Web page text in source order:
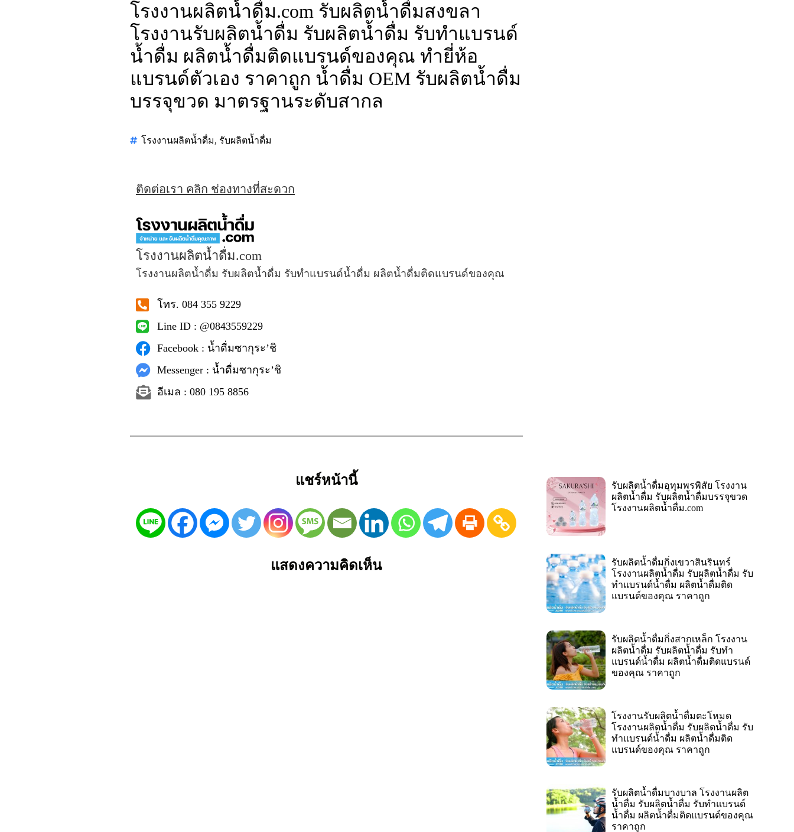
โรงงานผลิตน้ำดื่ม.com รับผลิตน้ำดื่มสงขลา
โรงงานรับผลิตน้ำดื่ม รับผลิตน้ำดื่ม รับทำแบรนด์
น้ำดื่ม ผลิตน้ำดื่มติดแบรนด์ของคุณ ทำยี่ห้อ
แบรนด์ตัวเอง ราคาถูก น้ำดื่ม OEM รับผลิตน้ำดื่ม
บรรจุขวด มาตรฐานระดับสากล
โรงงานผลิตน้ำดื่ม, รับผลิตน้ำดื่ม
ติดต่อเรา คลิก ช่องทางที่สะดวก
โรงงานผลิตน้ำดื่ม.com
โรงงานผลิตน้ำดื่ม รับผลิตน้ำดื่ม รับทำแบรนด์น้ำดื่ม ผลิตน้ำดื่มติดแบรนด์ของคุณ
โทร. 084 355 9229
Line ID : @0843559229
Facebook : น้ำดื่มซากุระ’ชิ
Messenger : น้ำดื่มซากุระ’ชิ
อีเมล : 080 195 8856
แชร์หน้านี้
แสดงความคิดเห็น
รับผลิตน้ำดื่มอุทุมพรพิสัย โรงงาน
ผลิตน้ำดื่ม รับผลิตน้ำดื่มบรรจุขวด
โรงงานผลิตน้ำดื่ม.com
รับผลิตน้ำดื่มกิ่งเขวาสินรินทร์
โรงงานผลิตน้ำดื่ม รับผลิตน้ำดื่ม รับ
ทำแบรนด์น้ำดื่ม ผลิตน้ำดื่มติด
แบรนด์ของคุณ ราคาถูก
รับผลิตน้ำดื่มกิ่งสากเหล็ก โรงงาน
ผลิตน้ำดื่ม รับผลิตน้ำดื่ม รับทำ
แบรนด์น้ำดื่ม ผลิตน้ำดื่มติดแบรนด์
ของคุณ ราคาถูก
โรงงานรับผลิตน้ำดื่มตะโหมด
โรงงานผลิตน้ำดื่ม รับผลิตน้ำดื่ม รับ
ทำแบรนด์น้ำดื่ม ผลิตน้ำดื่มติด
แบรนด์ของคุณ ราคาถูก
รับผลิตน้ำดื่มบางบาล โรงงานผลิต
น้ำดื่ม รับผลิตน้ำดื่ม รับทำแบรนด์
น้ำดื่ม ผลิตน้ำดื่มติดแบรนด์ของคุณ
ราคาถูก